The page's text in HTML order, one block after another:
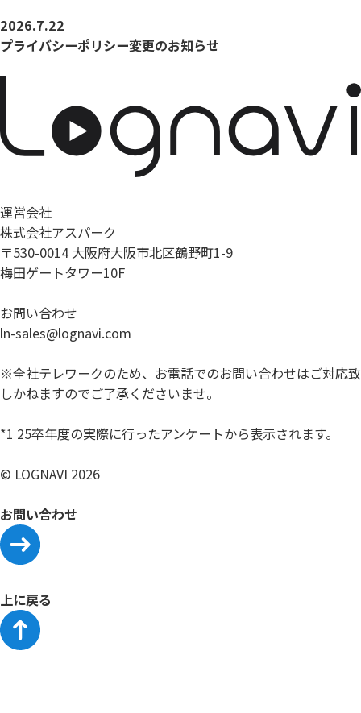
2026.7.22
プライバシーポリシー変更のお知らせ
運営会社
株式会社アスパーク
〒530-0014 大阪府大阪市北区鶴野町1-9
梅田ゲートタワー10F
お問い合わせ
ln-sales@lognavi.com
※全社テレワークのため、お電話でのお問い合わせはご対応致
しかねますのでご了承くださいませ。
*1 25卒年度の実際に行ったアンケートから表示されます。
© LOGNAVI 2026
お問い合わせ
上に戻る